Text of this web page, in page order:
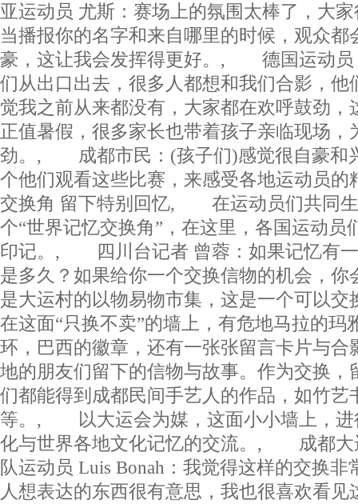
亚运动员 尤斯：赛场上的氛围太棒了，大
当播报你的名字和来自哪里的时候，观众都
豪，这让我会发挥得更好。, 德国运动员
们从出口出去，很多人都想和我们合影，他
觉我之前从来都没有，大家都在欢呼鼓
正值暑假，很多家长也带着孩子亲临现场，
劲。, 成都市民：(孩子们)感觉很自豪和
个他们观看这些比赛，来感受各地运动
交换角 留下特别回忆, 在运动员们共同生
个“世界记忆交换角”，在这里，各国运动员
印记。, 四川台记者 曾蓉：如果记忆有一
是多久？如果给你一个交换信物的机会，你
是大运村的以物易物市集，这是一个可
在这面“只换不卖”的墙上，有危地马拉的玛
环，巴西的徽章，还有一张张留言卡片与合
地的朋友们留下的信物与故事。作为交换，
们都能得到成都民间手艺人的作品，如竹艺
等。, 以大运会为媒，这面小小墙上，进
化与世界各地文化记忆的交流。, 成都大
队运动员 Luis Bonah：我觉得这样的交换
人想表达的东西很有意思，我也很喜欢看见